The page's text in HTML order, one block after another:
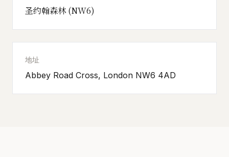
圣约翰森林 (NW6)
地址
Abbey Road Cross, London NW6 4AD